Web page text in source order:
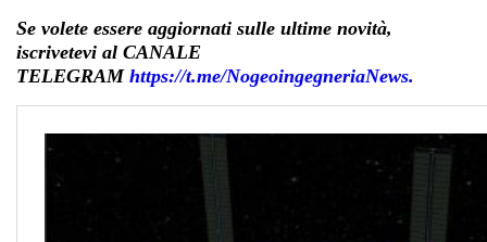
Se volete essere aggiornati sulle ultime novità,
iscrivetevi al CANALE
TELEGRAM https://t.me/NogeoingegneriaNews.